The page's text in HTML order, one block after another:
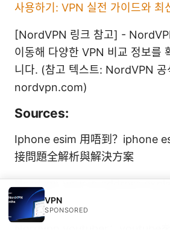
사용하기: VPN 실전 가이드와 최
[NordVPN 링크 참고] -
이동해 다양한 VPN 비교 정보를
니다. (참고 텍스트: NordVPN 공
nordvpn.com)
Sources:
Iphone esim 用唔到？iphone
接問題全解析與解決方案
Nordvpn your ip address
find itVPN
SPONSORED